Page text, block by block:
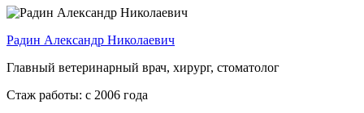
Радин Александр Николаевич
Главный ветеринарный врач, хирург, стоматолог
Стаж работы: с 2006 года